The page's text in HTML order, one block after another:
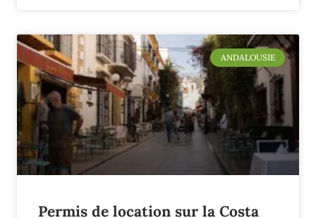
ANDALOUSIE
Permis de location sur la Costa